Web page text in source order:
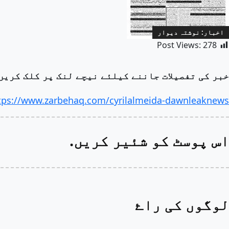
اخبار: نوشتہ دیوار
Post Views: 278
خبر کی تفصیلات جاننے کیلئے نیچے لنک پر کلک
www.zarbehaq.com/cyrilalmeida-dawnleaknews/
اس پوسٹ کو شئیر کریں.
لوگوں کی راۓ